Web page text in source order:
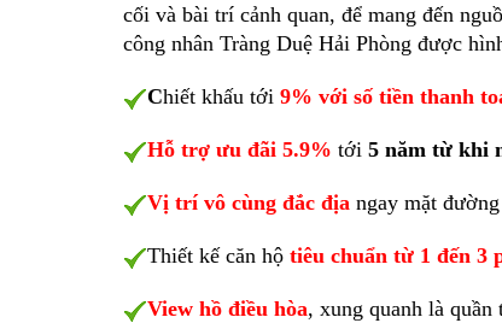
cối và bài trí cảnh quan, để mang đến
công nhân Tràng Duệ Hải Phòng được
Chiết khấu tới 9% với số tiền thanh
Hỗ trợ ưu đãi 5.9% tới 5 năm từ khi
Vị trí vô cùng đắc địa ngay mặt đường
Thiết kế căn hộ tiêu chuẩn từ 1 đến 3
View hồ điều hòa, xung quanh là